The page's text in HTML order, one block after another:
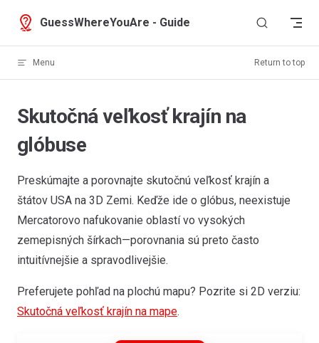
Skip to content
GuessWhereYouAre - Guide
Menu Return to top
Skutočná veľkosť krajín na
glóbuse
Preskúmajte a porovnajte skutočnú veľkosť krajín a
štátov USA na 3D Zemi. Keďže ide o glóbus, neexistuje
Mercatorovo nafukovanie oblastí vo vysokých
zemepisných šírkach—porovnania sú preto často
intuitívnejšie a spravodlivejšie.
Preferujete pohľad na plochú mapu? Pozrite si 2D verziu:
Skutočná veľkosť krajín na mape.